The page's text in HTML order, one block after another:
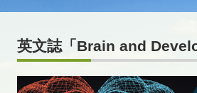
英文誌「Brain and